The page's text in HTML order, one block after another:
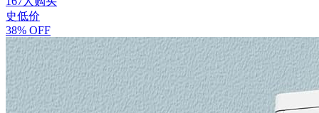
史低价
38% OFF